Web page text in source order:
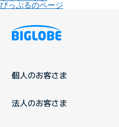
びっぷるのページ
個人のお客さま
法人のお客さま